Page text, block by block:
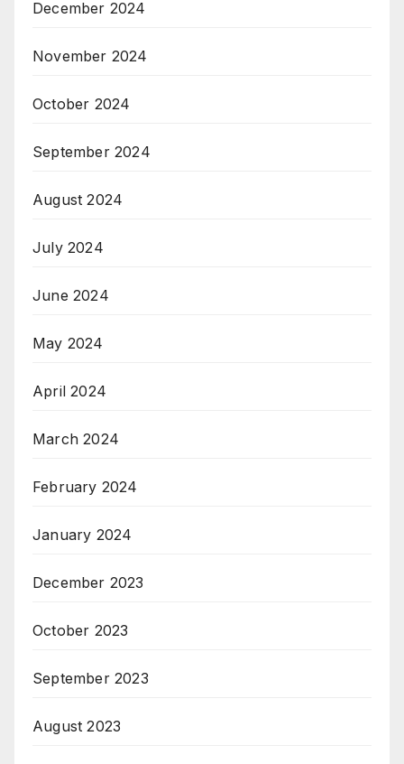
December 2024
November 2024
October 2024
September 2024
August 2024
July 2024
June 2024
May 2024
April 2024
March 2024
February 2024
January 2024
December 2023
October 2023
September 2023
August 2023